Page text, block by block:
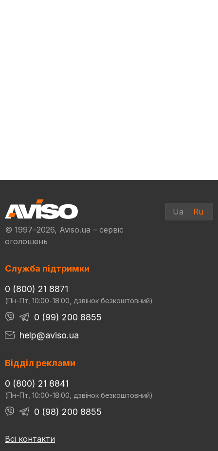
© 1997–2026, Aviso.ua – сервіс
оголошень
Ua Ru
Служба підтримки
0 (800) 21 8871
(Пн-Пт, 10:00-18:00, дзвінок безкоштовний)
0 (99) 200 8855
help@aviso.ua
Відділ реклами
0 (800) 21 8841
(Пн-Пт, 10:00-18:00, дзвінок безкоштовний)
0 (98) 200 8855
Всі контакти